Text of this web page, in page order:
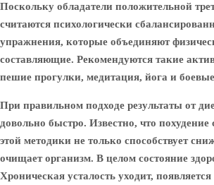
Поскольку обладатели положительной
считаются психологически
упражнения, которые объединяют
составляющие. Рекомендуются такие
пешие прогулки, медитация, йога и
При правильном подходе результаты от
довольно быстро. Известно, что похудение
этой методики не только способствует
очищает организм. В целом состояние
Хроническая усталость уходит,